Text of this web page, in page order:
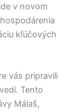
v novom
kľúčových
vás pripravili
Tento
Málaš,